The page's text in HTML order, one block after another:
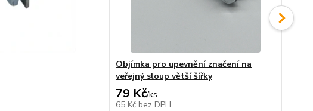
Objímka pro upevnění značení na
veřejný sloup větší šířky
79 Kč/ks
65 Kč bez DPH